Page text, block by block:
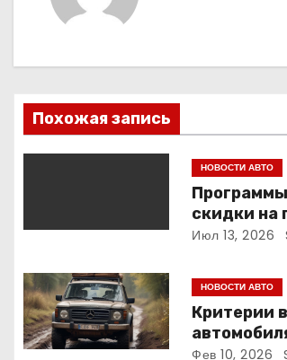
и
я
о
з
а
п
Похожая запись
НОВОСТИ АВТО
скидки на
маникюра,
Июл 13, 2026
НОВОСТИ АВТО
Критерии
Фев 10, 2026